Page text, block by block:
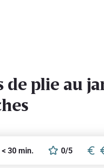
de plie au
< 30 min. 0/5